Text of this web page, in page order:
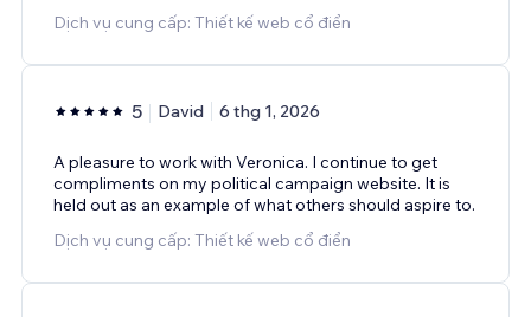
Dịch vụ cung cấp: Thiết kế web cổ điển
5 David 6 thg 1, 2026
A pleasure to work with Veronica. I continue to get
compliments on my political campaign website. It is
held out as an example of what others should aspire to.
Dịch vụ cung cấp: Thiết kế web cổ điển